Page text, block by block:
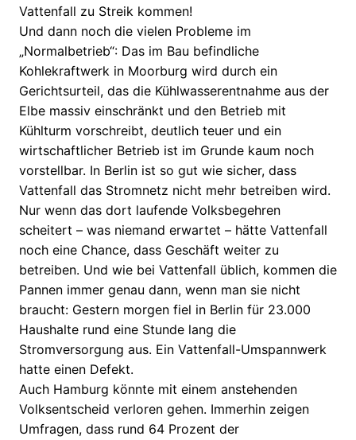
Vattenfall zu Streik kommen!
Und dann noch die vielen Probleme im
„Normalbetrieb“: Das im Bau befindliche
Kohlekraftwerk in Moorburg wird durch ein
Gerichtsurteil, das die Kühlwasserentnahme aus der
Elbe massiv einschränkt und den Betrieb mit
Kühlturm vorschreibt, deutlich teuer und ein
wirtschaftlicher Betrieb ist im Grunde kaum noch
vorstellbar. In Berlin ist so gut wie sicher, dass
Vattenfall das Stromnetz nicht mehr betreiben wird.
Nur wenn das dort laufende Volksbegehren
scheitert – was niemand erwartet – hätte Vattenfall
noch eine Chance, dass Geschäft weiter zu
betreiben. Und wie bei Vattenfall üblich, kommen die
Pannen immer genau dann, wenn man sie nicht
braucht: Gestern morgen fiel in Berlin für 23.000
Haushalte rund eine Stunde lang die
Stromversorgung aus. Ein Vattenfall-Umspannwerk
hatte einen Defekt.
Auch Hamburg könnte mit einem anstehenden
Volksentscheid verloren gehen. Immerhin zeigen
Umfragen, dass rund 64 Prozent der